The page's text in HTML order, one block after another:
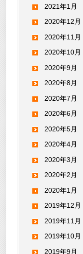
2021年1月
2020年12月
2020年11月
2020年10月
2020年9月
2020年8月
2020年7月
2020年6月
2020年5月
2020年4月
2020年3月
2020年2月
2020年1月
2019年12月
2019年11月
2019年10月
2019年9月